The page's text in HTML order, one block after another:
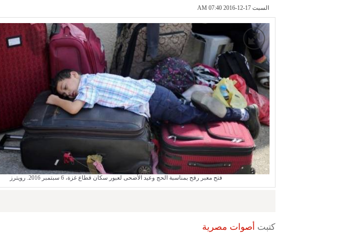
السبت 17-12-2016 AM 07:40
فتح معبر رفح بمناسبة الحج وعيد الأضحى لعبور سكان قطاع غزة، 6 سبتمبر 2016. رويترز
كتبت أصوات مصرية